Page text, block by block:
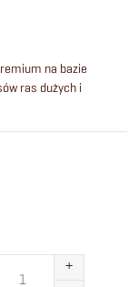
na bazie
ras dużych i